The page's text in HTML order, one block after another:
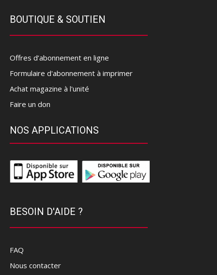
BOUTIQUE & SOUTIEN
Offres d’abonnement en ligne
Formulaire d'abonnement à imprimer
Achat magazine à l'unité
Faire un don
NOS APPLICATIONS
BESOIN D'AIDE ?
FAQ
Nous contacter